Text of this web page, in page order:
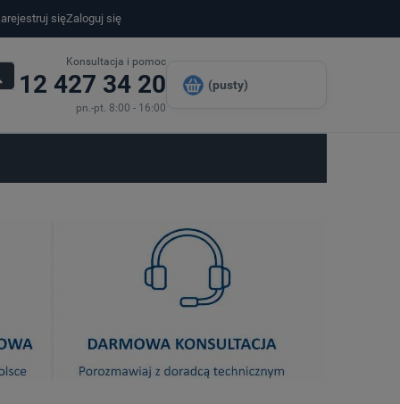
sięZaloguj się
Konsultacja i pomoc
12 427 34 20
pn.-pt. 8:00 - 16:00
(pusty)